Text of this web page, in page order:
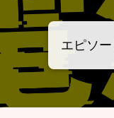
エピソ